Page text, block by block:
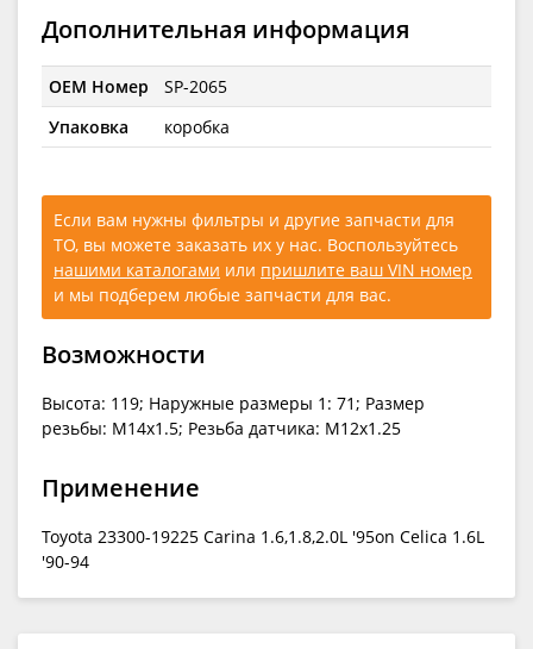
Дополнительная информация
OEM Номер
SP-2065
Упаковка
коробка
Если вам нужны фильтры и другие запчасти для
ТО, вы можете заказать их у нас. Воспользуйтесь
нашими каталогами или пришлите ваш VIN номер
и мы подберем любые запчасти для вас.
Возможности
Высота: 119; Наружные размеры 1: 71; Размер
резьбы: M14x1.5; Резьба датчика: M12x1.25
Применение
Toyota 23300-19225 Carina 1.6,1.8,2.0L '95on Celica 1.6L
'90-94